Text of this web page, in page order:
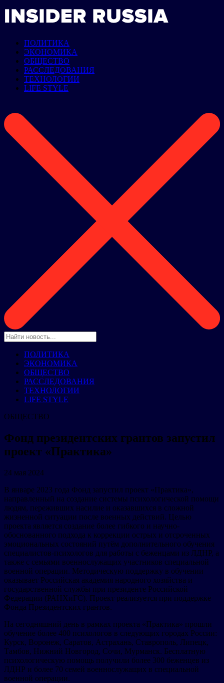
ПОЛИТИКА
ЭКОНОМИКА
ОБЩЕСТВО
РАССЛЕДОВАНИЯ
ТЕХНОЛОГИИ
LIFE STYLE
ПОЛИТИКА
ЭКОНОМИКА
ОБЩЕСТВО
РАССЛЕДОВАНИЯ
ТЕХНОЛОГИИ
LIFE STYLE
ОБЩЕСТВО
Фонд президентских грантов запустил
проект «Практика»
24 мая 2024
В январе 2023 года Фонд запустил проект «Практика»,
направленный на создание системы психологической помощи
людям, переживших насилие и оказавшихся в сложной
жизненной ситуации после военных действий. Целью
проекта является создание более гибкого и научно-
обоснованного подхода к коррекции острых и отсроченных
эмоциональных состояний путём дополнительного обучения
специалистов-психологов для работы с беженцами из ЛДНР, а
также с семьями военнослужащих участников специальной
военной операции. Методическую поддержку в обучении
оказывает Российская академия народного хозяйства и
государственной службы при президенте Российской
Федерации (РАНХиГС). Проект реализуется при поддержке
Фонда Президентских грантов.
На сегодняшний день в рамках проекта «Практика» прошли
обучение более 400 психологов в следующих городах России:
Курск, Воронеж, Саратов, Астрахань, Ставрополь, Липецк,
Тамбов, Нижний Новгород, Сочи, Мурманск. Бесплатную
психологическую помощь получили более 300 беженцев из
ЛДНР и более 70 семей военнослужащих в специальной
военной операции.